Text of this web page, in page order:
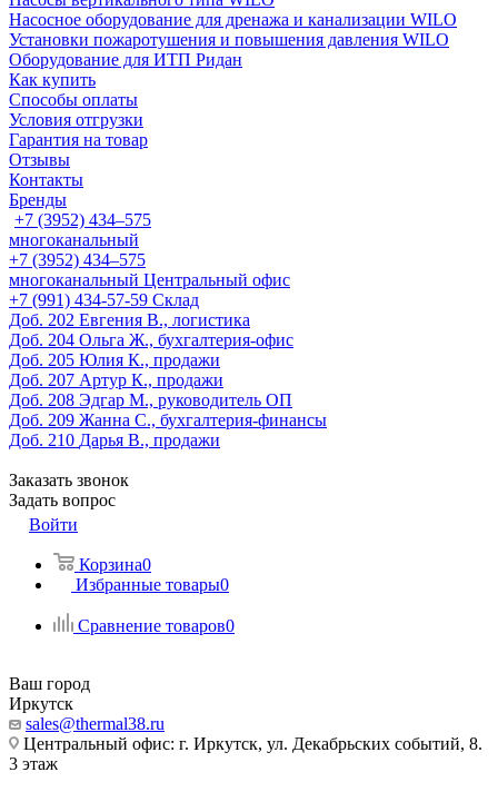
Насосное оборудование для дренажа и канализации WILO
Установки пожаротушения и повышения давления WILO
Оборудование для ИТП Ридан
Как купить
Способы оплаты
Условия отгрузки
Гарантия на товар
Отзывы
Контакты
Бренды
+7 (3952) 434‒575
многоканальный
+7 (3952) 434‒575
многоканальный Центральный офис
‎+7 (991) 434-57-59 Склад
Доб. 202 Евгения В., логистика
Доб. 204 Ольга Ж., бухгалтерия-офис
Доб. 205 Юлия К., продажи
Доб. 207 Артур К., продажи
Доб. 208 Эдгар М., руководитель ОП
Доб. 209 Жанна С., бухгалтерия-финансы
Доб. 210 Дарья В., продажи
Заказать звонок
Задать вопрос
Войти
Корзина0
Избранные товары0
Сравнение товаров0
Ваш город
Иркутск
sales@thermal38.ru
Центральный офис: г. Иркутск, ул. Декабрьских событий, 8.
3 этаж